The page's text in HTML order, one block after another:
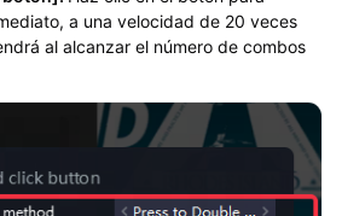
a una velocidad de 20 veces
al alcanzar el número de combos